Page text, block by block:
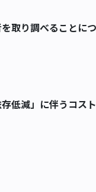
取り調べることに
低減」に伴うコス